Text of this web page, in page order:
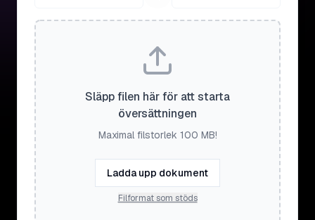
Släpp filen här för att starta
översättningen
Maximal filstorlek 100 MB!
Ladda upp dokument
Filformat som stöds